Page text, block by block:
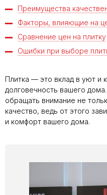
Преимущества
Факторы, влияющие на
Сравнение цен на плитку
Ошибки при выборе
Плитка — это вклад в уют и
долговечность вашего
обращать внимание не
качество, ведь от этого
и комфорт вашего дома.